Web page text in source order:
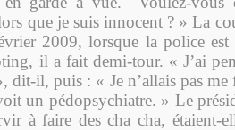
que je suis innocent ? » La
2009, lorsque la police est
il a fait demi-tour. « J’ai
dit-il, puis : « Je n’allais pas me
un pédopsychiatre. » Le
à faire des cha cha, étaient-